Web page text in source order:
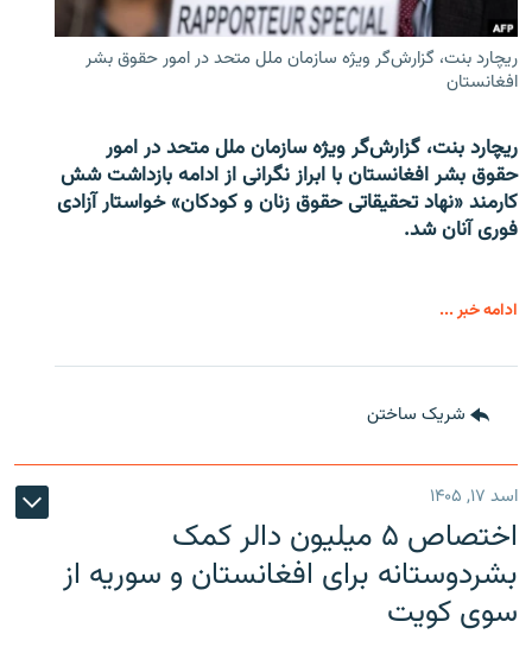
ریچارد بنت، گزارش‌گر ویژه سازمان ملل متحد در امور حقوق بشر
افغانستان
ریچارد بنت، گزارش‌گر ویژه سازمان ملل متحد در امور
حقوق بشر افغانستان با ابراز نگرانی از ادامه بازداشت شش
کارمند «نهاد تحقیقاتی حقوق زنان و کودکان» خواستار آزادی
فوری آنان شد.
ادامه خبر ...
شریک ساختن
اسد ۱۷, ۱۴۰۵
اختصاص ۵ میلیون دالر کمک
بشردوستانه برای افغانستان و سوریه از
سوی کویت